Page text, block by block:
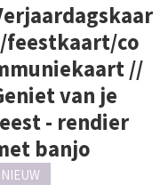
feestkaart/co
//
van je
- rendier
banjo
NIEUW